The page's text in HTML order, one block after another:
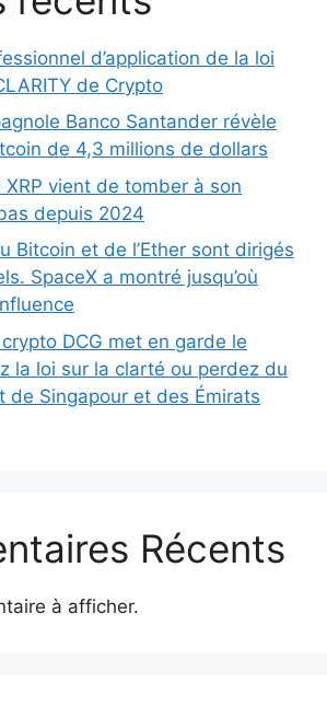
d’application de la loi
de Crypto
Banco Santander révèle
de 4,3 millions de dollars
vient de tomber à son
depuis 2024
Bitcoin et de l’Ether sont dirigés
SpaceX a montré jusqu’où
DCG met en garde le
la loi sur la clarté ou perdez du
de Singapour et des Émirats
Récents
à afficher.